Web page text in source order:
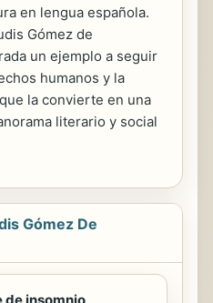
en lengua española.
Gómez de
un ejemplo a seguir
humanos y la
la convierte en una
literario y social
Gómez De